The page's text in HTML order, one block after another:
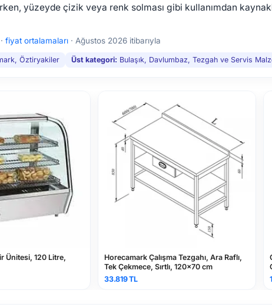
yüzeyde çizik veya renk solması gibi kullanımdan
fiyat ortalamaları · Ağustos 2026 itibarıyla
Öztiryakiler Üst kategori: Bulaşık, Davlumbaz, Tezgah ve Servis
120 Litre,
Horecamark Çalışma Tezgahı, Ara Raflı,
Tek Çekmece, Sırtlı, 120x70 cm
33.819 TL
193